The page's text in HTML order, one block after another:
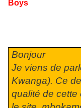
Boys
Bonjour
Je viens de
Kwanga). Ce
qualité de cette